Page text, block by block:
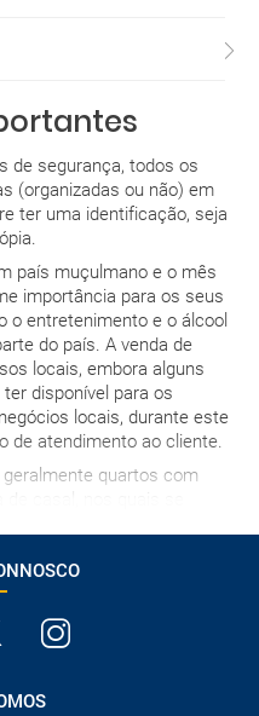
de segurança, todos os
(organizadas ou não) em
ter uma identificação, seja
país muçulmano e o mês
importância para os seus
o entretenimento e o álcool
do país. A venda de
locais, embora alguns
disponível para os
locais, durante este
de atendimento ao cliente.
quartos com
medida do possível.
caso algum será antes das